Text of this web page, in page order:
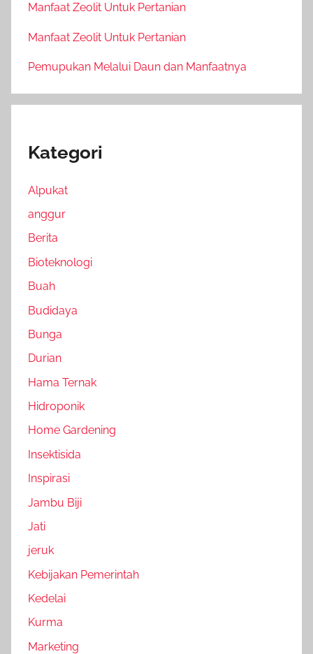
Manfaat Zeolit Untuk Pertanian
Manfaat Zeolit Untuk Pertanian
Pemupukan Melalui Daun dan Manfaatnya
Kategori
Alpukat
anggur
Berita
Bioteknologi
Buah
Budidaya
Bunga
Durian
Hama Ternak
Hidroponik
Home Gardening
Insektisida
Inspirasi
Jambu Biji
Jati
jeruk
Kebijakan Pemerintah
Kedelai
Kurma
Marketing